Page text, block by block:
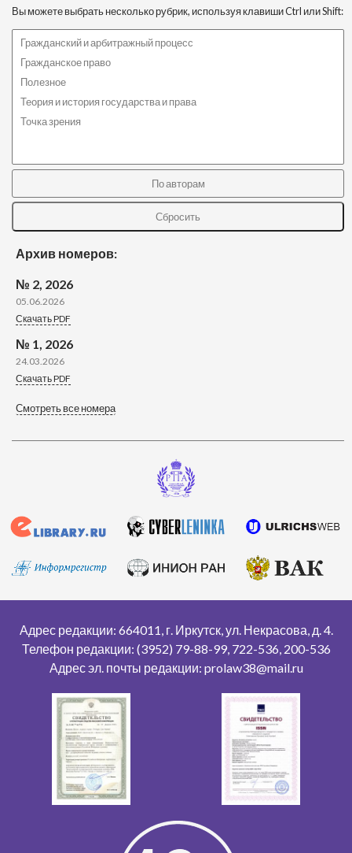
Вы можете выбрать несколько рубрик, используя клавиши Ctrl или Shift:
Архив номеров:
№ 2, 2026
05.06.2026
Скачать PDF
№ 1, 2026
24.03.2026
Скачать PDF
Смотреть все номера
Адрес редакции: 664011, г. Иркутск, ул. Некрасова, д. 4.
Телефон редакции: (3952) 79-88-99, 722-536, 200-536
Адрес эл. почты редакции: prolaw38@mail.ru